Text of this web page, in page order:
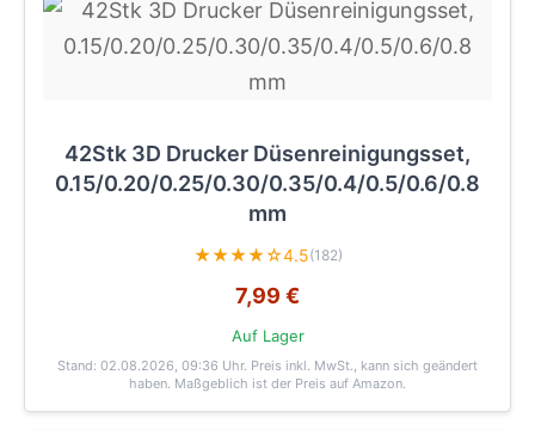
42Stk 3D Drucker Düsenreinigungsset,
0.15/0.20/0.25/0.30/0.35/0.4/0.5/0.6/0.8
mm
★★★★☆4.5(182)
7,99 €
Auf Lager
Stand: 02.08.2026, 09:36 Uhr. Preis inkl. MwSt., kann sich geändert
haben. Maßgeblich ist der Preis auf Amazon.